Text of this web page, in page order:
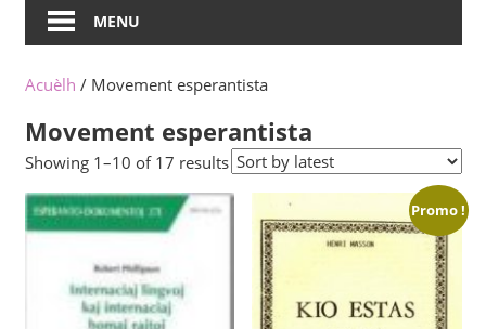
MENU
Acuèlh / Movement esperantista
Movement esperantista
Showing 1–10 of 17 resultsSorted
by
latest
Promo !